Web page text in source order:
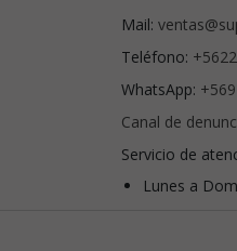
Mail:
Teléfono:
WhatsApp:
Canal de
Servicio de
Lunes a